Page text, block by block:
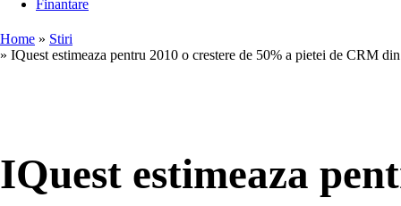
Finantare
Home » Stiri
» IQuest estimeaza pentru 2010 o crestere de 50% a pietei de CRM
IQuest estimeaza